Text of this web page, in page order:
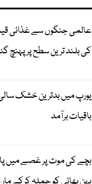
عالمی جنگوں سے غذائی
کی بلند ترین سطح پر پہنچ
یورپ میں بدترین خشک
باقیات برآمد
بچے کی موت پر غصے میں